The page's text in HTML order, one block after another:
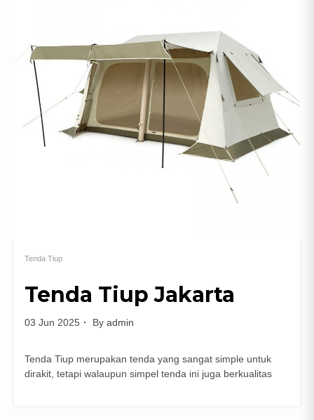
Tenda Tiup
Tenda Tiup Jakarta
03 Jun 2025 By admin
Tenda Tiup merupakan tenda yang sangat simple untuk
dirakit, tetapi walaupun simpel tenda ini juga berkualitas